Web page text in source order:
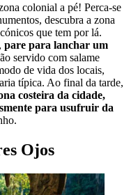
colonial a pé! Perca-se
descubra a zona
que tem por lá.
pare para lanchar um
servido com salame
de vida dos locais,
típica. Ao final da tarde,
costeira da cidade,
para usufruir da
Ojos